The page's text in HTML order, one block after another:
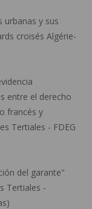
urbanas y sus
croisés Algérie-
entre el derecho
francés y
Tertiales - FDEG
del garante"
Tertiales -